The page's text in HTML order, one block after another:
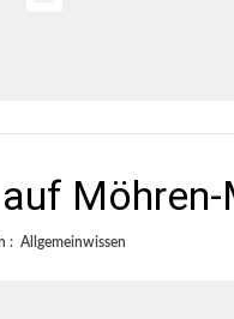
: Allgemeinwissen